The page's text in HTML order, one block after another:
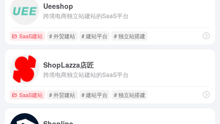
Ueeshop
跨境电商独立站建站的SaaS平台
SaaS建站 # 外贸建站 # 建站平台 # 独立站搭建
ShopLazza店匠
跨境电商独立站建站的SaaS平台
SaaS建站 # 外贸建站 # 建站平台 # 独立站搭建